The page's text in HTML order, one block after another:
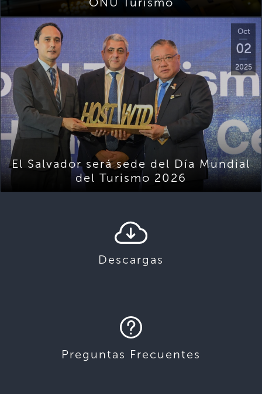
Oct
02
2025
El Salvador será sede del Día Mundial
del Turismo 2026
Descargas
Preguntas Frecuentes